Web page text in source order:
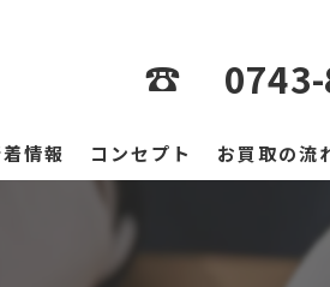
情報 コンセプト お買取の流